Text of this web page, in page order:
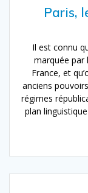
Paris,
Il est connu
marquée par
France, et
anciens
régimes
plan